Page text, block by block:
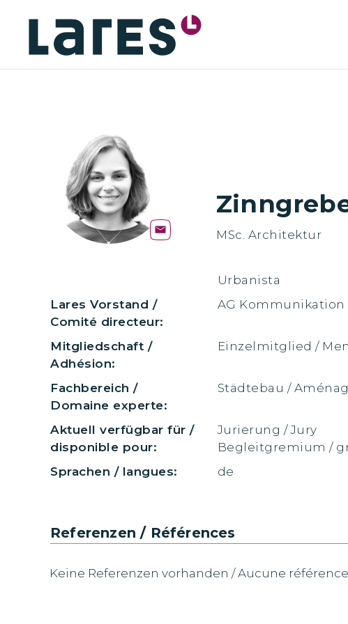
MSc. Architektur
Urbanista
Lares Vorstand /
Comité directeur:
AG Kommunikation
Mitgliedschaft /
Adhésion:
Einzelmitglied /
Fachbereich /
Domaine experte:
Städtebau /
Aktuell verfügbar für /
disponible pour:
Jurierung / Jury
Begleitgremium /
Sprachen / langues:
de
Referenzen / Références
Keine Referenzen vorhanden / Aucune